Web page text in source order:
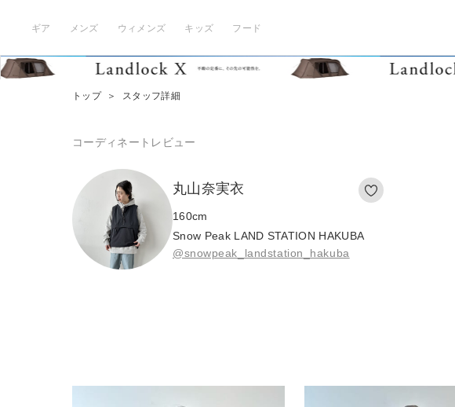
ギア メンズ ウィメンズ キッズ フード
トップ ＞ スタッフ詳細
コーディネート レビュー
丸山奈実衣
160cm
Snow Peak LAND STATION HAKUBA
@snowpeak_landstation_hakuba